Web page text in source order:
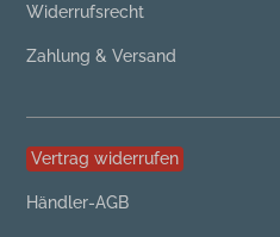
Widerrufsrecht
Zahlung & Versand
Vertrag widerrufen
Händler-AGB